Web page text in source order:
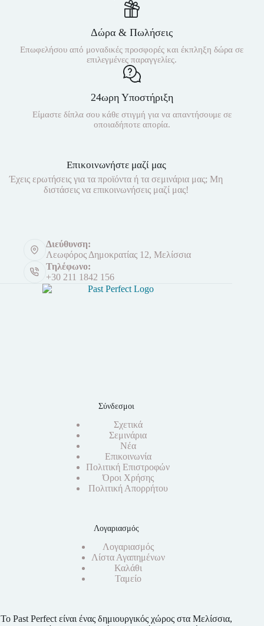
Δώρα & Πωλήσεις
Επωφελήσου από μοναδικές προσφορές και έκπληξη δώρα σε
επιλεγμένες παραγγελίες.
24ωρη Υποστήριξη
Είμαστε δίπλα σου κάθε στιγμή για να απαντήσουμε σε
οποιαδήποτε απορία.
Επικοινωνήστε μαζί μας
Έχεις ερωτήσεις για τα προϊόντα ή τα σεμινάρια μας; Μη
διστάσεις να επικοινωνήσεις μαζί μας!
Διεύθυνση:
Λεωφόρος Δημοκρατίας 12, Μελίσσια
Τηλέφωνο:
+30 211 1842 156
Σύνδεσμοι
Σχετικά
Σεμινάρια
Νέα
Επικοινωνία
Πολιτική Επιστροφών
Όροι Χρήσης
Πολιτική Απορρήτου
Λογαριασμός
Λογαριασμός
Λίστα Αγαπημένων
Καλάθι
Ταμείο
Το Past Perfect είναι ένας δημιουργικός χώρος στα Μελίσσια,